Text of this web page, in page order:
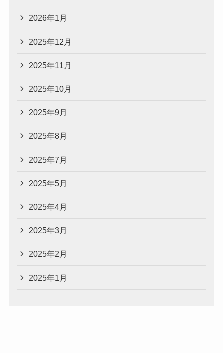
2026年1月
2025年12月
2025年11月
2025年10月
2025年9月
2025年8月
2025年7月
2025年5月
2025年4月
2025年3月
2025年2月
2025年1月